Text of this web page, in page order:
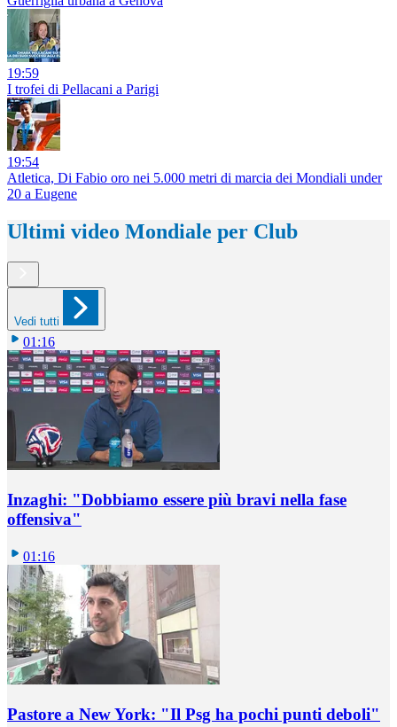
19:59
I trofei di Pellacani a Parigi
19:54
Atletica, Di Fabio oro nei 5.000 metri di marcia dei Mondiali under
20 a Eugene
Ultimi video Mondiale per Club
Vedi tutti
01:16
Inzaghi: "Dobbiamo essere più bravi nella fase
offensiva"
01:16
Pastore a New York: "Il Psg ha pochi punti deboli"